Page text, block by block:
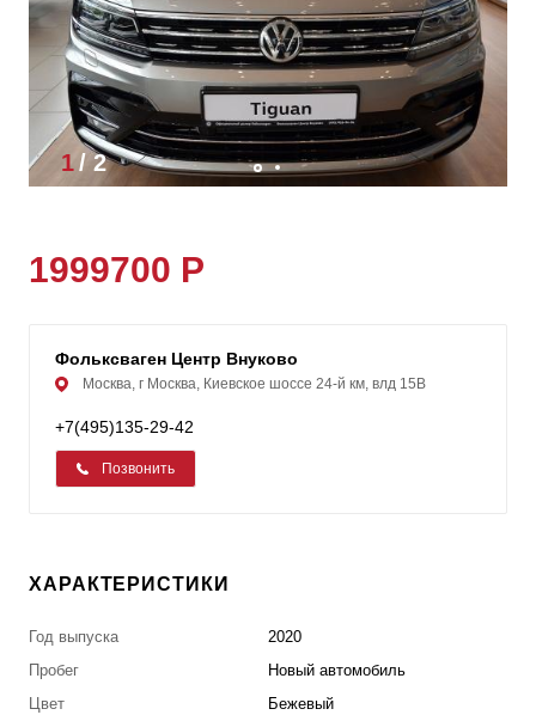
1/2
1999700 Р
Фольксваген Центр Внуково
Москва, г Москва, Киевское шоссе 24-й км, влд 15В
+7(495)135-29-42
Позвонить
ХАРАКТЕРИСТИКИ
Год выпуска
2020
Пробег
Новый автомобиль
Цвет
Бежевый